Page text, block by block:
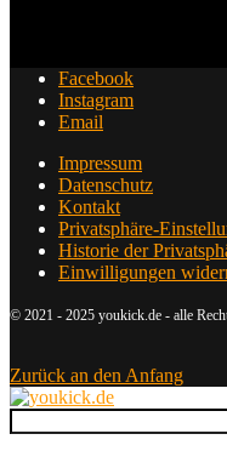
Facebook
Instagram
Email
Impressum
Datenschutz
Kontakt
Privatsphäre-
Historie der
Einwilligungen
© 2021 - 2025 youkick.de - alle
Zurück an den Anfang